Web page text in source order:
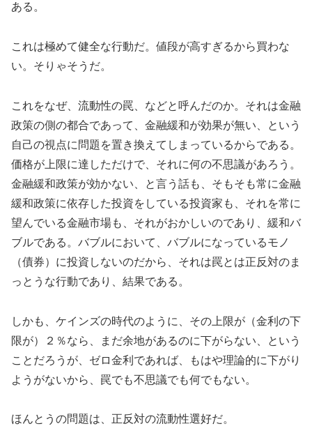
ある。
これは極めて健全な行動だ。値段が高すぎるから買わな
い。そりゃそうだ。
これをなぜ、流動性の罠、などと呼んだのか。それは金融
政策の側の都合であって、金融緩和が効果が無い、という
自己の視点に問題を置き換えてしまっているからである。
価格が上限に達しただけで、それに何の不思議があろう。
金融緩和政策が効かない、と言う話も、そもそも常に金融
緩和政策に依存した投資をしている投資家も、それを常に
望んでいる金融市場も、それがおかしいのであり、緩和バ
ブルである。バブルにおいて、バブルになっているモノ
（債券）に投資しないのだから、それは罠とは正反対のま
っとうな行動であり、結果である。
しかも、ケインズの時代のように、その上限が（金利の下
限が）２％なら、まだ余地があるのに下がらない、という
ことだろうが、ゼロ金利であれば、もはや理論的に下がり
ようがないから、罠でも不思議でも何でもない。
ほんとうの問題は、正反対の流動性選好だ。